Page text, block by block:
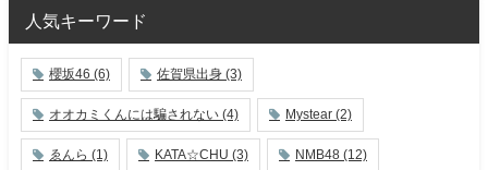
人気キーワード
櫻坂46 (6) 佐賀県出身 (3)
オオカミくんには騙されない (4) Mystear (2)
ゑんら (1) KATA☆CHU (3) NMB48 (12)